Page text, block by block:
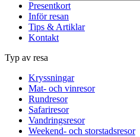
Presentkort
Inför resan
Tips & Artiklar
Kontakt
Typ av resa
Kryssningar
Mat- och vinresor
Rundresor
Safariresor
Vandringsresor
Weekend- och storstadsresor